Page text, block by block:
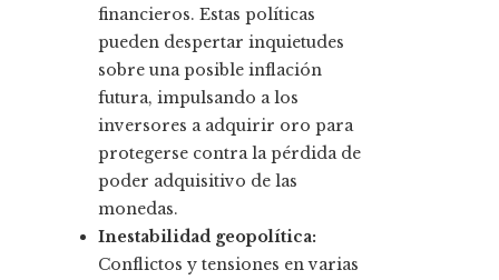
financieros. Estas políticas
pueden despertar inquietudes
sobre una posible inflación
futura, impulsando a los
inversores a adquirir oro para
protegerse contra la pérdida de
poder adquisitivo de las
monedas.
Inestabilidad geopolítica:
Conflictos y tensiones en varias